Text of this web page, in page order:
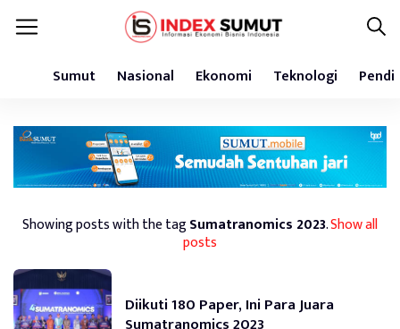
Sumut Nasional Ekonomi Teknologi
Showing posts with the tagSumatranomics 2023.Show all
posts
Diikuti 180 Paper, Ini Para Juara